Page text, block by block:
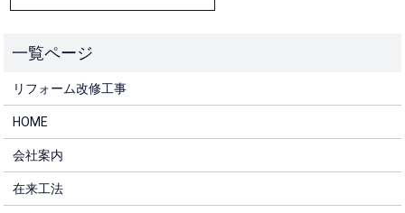
リフォーム改修工事
HOME
会社案内
在来工法